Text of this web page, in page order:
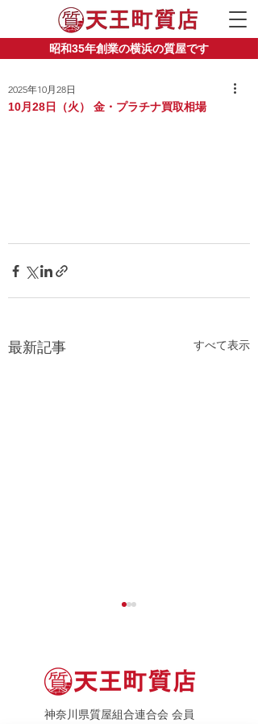
昭和35年創業の横浜の質屋です
10月28日（火） 金・プラチナ買取相場
2025年10月28日
最新記事 すべて表示
神奈川県質屋組合連合会 会員